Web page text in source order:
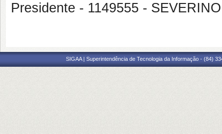
Presidente - 1149555 -
SIGAA | Superintendência de Tecnologia da Informação - (84)